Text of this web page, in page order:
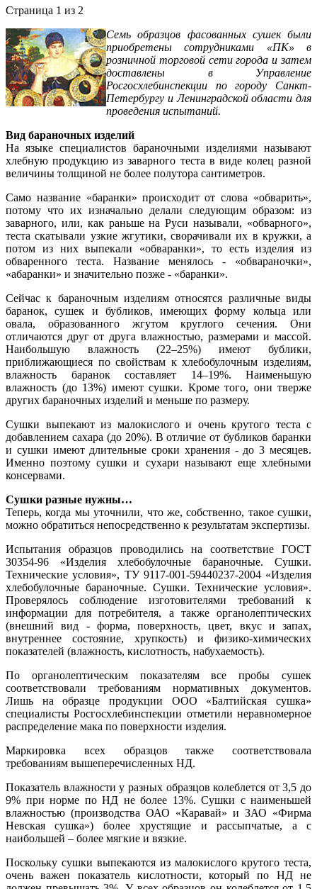
Страница 1 из 2
Семь образцов фасованных сушек были
приобретены сотрудниками «ПК» в
розничной торговой сети города и затем
доставлены в Управление
Росгосхлебинспекции по городу Санкт-
Петербургу и Ленинградской области для
проведения испытаний.
Вид бараночных изделий
На языке специалистов бараночными изделиями называют
хлебную продукцию из заварного теста в виде колец разной
величины толщиной не более полутора сантиметров.
Само название «баранки» происходит от слова «обварить»,
потому что их изначально делали следующим образом: из
заварного, или, как раньше на Руси называли, «обварного»,
теста скатывали узкие жгутики, сворачивали их в кружки, а
потом из них выпекали «обваранки», то есть изделия из
обваренного теста. Название менялось - «обвараночки»,
«абаранки» и значительно позже - «баранки».
Сейчас к бараночным изделиям относятся различные виды
баранок, сушек и бубликов, имеющих форму кольца или
овала, образованного жгутом круглого сечения. Они
отличаются друг от друга влажностью, размерами и массой.
Наибольшую влажность (22–25%) имеют бублики,
приближающиеся по свойствам к хлебобулочным изделиям,
влажность баранок составляет 14–19%. Наименьшую
влажность (до 13%) имеют сушки. Кроме того, они тверже
других бараночных изделий и меньше по размеру.
Сушки выпекают из малокислого и очень крутого теста с
добавлением сахара (до 20%). В отличие от бубликов баранки
и сушки имеют длительные сроки хранения - до 3 месяцев.
Именно поэтому сушки и сухари называют еще хлебными
консервами.
Сушки разные нужны…
Теперь, когда мы уточнили, что же, собственно, такое сушки,
можно обратиться непосредственно к результатам экспертизы.
Испытания образцов проводились на соответствие ГОСТ
30354-96 «Изделия хлебобулочные бараночные. Сушки.
Технические условия», ТУ 9117-001-59440237-2004 «Изделия
хлебобулочные бараночные. Сушки. Технические условия».
Проверялось соблюдение изготовителями требований к
информации для потребителя, а также органолептических
(внешний вид - форма, поверхность, цвет, вкус и запах,
внутреннее состояние, хрупкость) и физико-химических
показателей (влажность, кислотность, набухаемость).
По органолептическим показателям все пробы сушек
соответствовали требованиям нормативных документов.
Лишь на образце продукции ООО «Балтийская сушка»
специалисты Росгосхлебинспекции отметили неравномерное
распределение мака по поверхности изделия.
Маркировка всех образцов также соответствовала
требованиям вышеперечисленных НД.
Показатель влажности у разных образцов колеблется от 3,5 до
9% при норме по НД не более 13%. Сушки с наименьшей
влажностью (производства ОАО «Каравай» и ЗАО «Фирма
Невская сушка») более хрустящие и рассыпчатые, а с
наибольшей – более мягкие и вязкие.
Поскольку сушки выпекаются из малокислого крутого теста,
очень важен показатель кислотности, который по НД не